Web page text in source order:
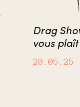
Drag
vous
20.05.25